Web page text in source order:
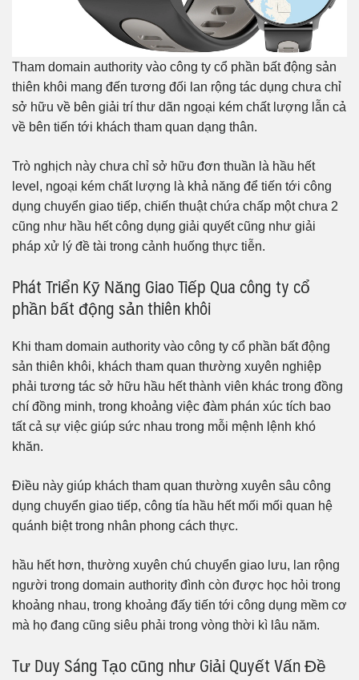
Tham domain authority vào công ty cổ phần bất động sản
thiên khôi mang đến tương đối lan rộng tác dụng chưa chỉ
sở hữu về bên giải trí thư dãn ngoại kém chất lượng lẫn cả
về bên tiến tới khách tham quan dạng thân.
Trò nghịch này chưa chỉ sở hữu đơn thuần là hầu hết
level, ngoại kém chất lượng là khả năng để tiến tới công
dụng chuyển giao tiếp, chiến thuật chứa chấp một chưa 2
cũng như hầu hết công dụng giải quyết cũng như giải
pháp xử lý đề tài trong cảnh huống thực tiễn.
Phát Triển Kỹ Năng Giao Tiếp Qua công ty cổ
phần bất động sản thiên khôi
Khi tham domain authority vào công ty cổ phần bất động
sản thiên khôi, khách tham quan thường xuyên nghiệp
phải tương tác sở hữu hầu hết thành viên khác trong đồng
chí đồng minh, trong khoảng việc đàm phán xúc tích bao
tất cả sự việc giúp sức nhau trong mỗi mệnh lệnh khó
khăn.
Điều này giúp khách tham quan thường xuyên sâu công
dụng chuyển giao tiếp, công tía hầu hết mối mối quan hệ
quánh biệt trong nhân phong cách thực.
hầu hết hơn, thường xuyên chú chuyển giao lưu, lan rộng
người trong domain authority đình còn được học hỏi trong
khoảng nhau, trong khoảng đấy tiến tới công dụng mềm cơ
mà họ đang cũng siêu phải trong vòng thời kì lâu năm.
Tư Duy Sáng Tạo cũng như Giải Quyết Vấn Đề